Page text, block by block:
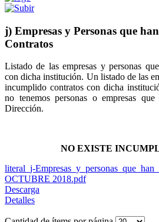
j) Empresas y Personas que
Contratos
Listado de las empresas y personas
con dicha institución. Un listado de las
incumplido contratos con dicha
no tenemos personas o empresas
Dirección.
NO EXISTE
literal_j-
OCTUBRE 2018.pdf
Descarga
Detalles